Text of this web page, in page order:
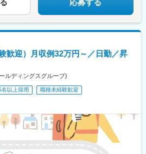
応募する
歓迎）月収例32万円～／日勤／昇
ルディングスグループ)
名以上採用
職種未経験歓迎